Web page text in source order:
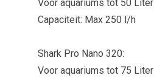
Voor aquariums tot 50 Liter
Capaciteit: Max 250 l/h
Shark Pro Nano 320:
Voor aquariums tot 75 Liter